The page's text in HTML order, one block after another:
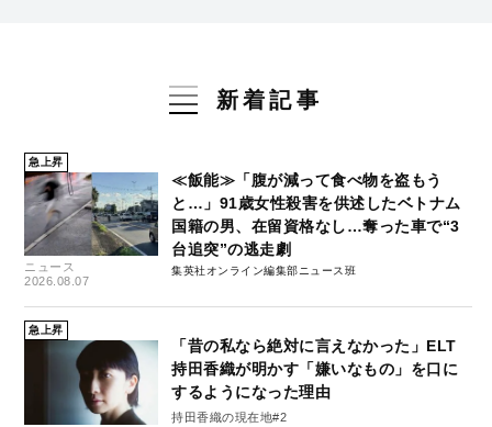
新着記事
急上昇
ニュース
2026.08.07
≪飯能≫「腹が減って食べ物を盗もう
と…」91歳女性殺害を供述したベトナム
国籍の男、在留資格なし…奪った車で“3
台追突”の逃走劇
集英社オンライン編集部ニュース班
急上昇
「昔の私なら絶対に言えなかった」ELT
持田香織が明かす「嫌いなもの」を口に
するようになった理由
持田香織の現在地#2